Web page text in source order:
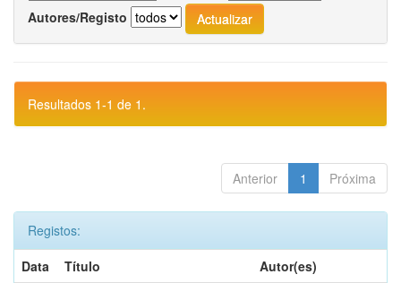
Autores/Registo
Resultados 1-1 de 1.
Anterior 1 Próxima
Registos:
Data
Título
Autor(es)